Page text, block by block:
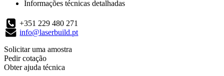
Informações técnicas detalhadas
+351 229 480 271
info@laserbuild.pt
Solicitar uma amostra
Pedir cotação
Obter ajuda técnica